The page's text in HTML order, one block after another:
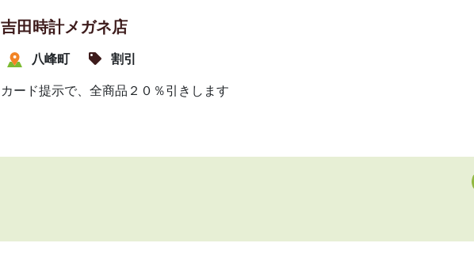
吉田時計メガネ店
八峰町
割引
カード提示で、全商品２０％引きします